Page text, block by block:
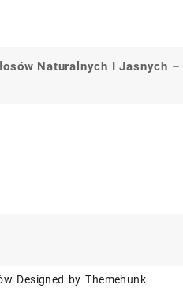
Naturalnych I Jasnych –
Designed by Themehunk